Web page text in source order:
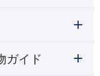
ガイド